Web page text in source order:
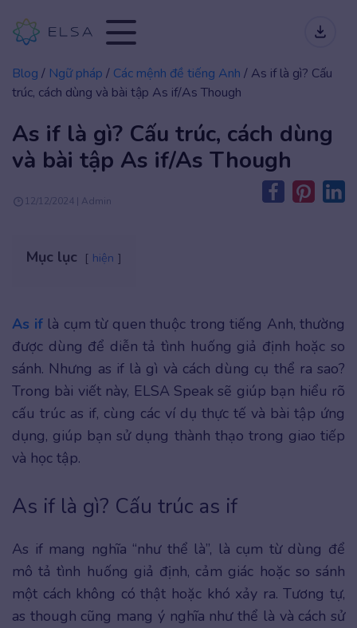
Blog / Ngữ pháp / Các mệnh đề tiếng Anh / As if là gì? Cấu
trúc, cách dùng và bài tập As if/As Though
As if là gì? Cấu trúc, cách dùng
và bài tập As if/As Though
12/12/2024 | Admin
Mục lục hiện
As iflà cụm từ quen thuộc trong tiếng Anh, thường
được dùng để diễn tả tình huống giả định hoặc so
sánh. Nhưng as if là gì và cách dùng cụ thể ra sao?
Trong bài viết này, ELSA Speak sẽ giúp bạn hiểu rõ
cấu trúc as if, cùng các ví dụ thực tế và bài tập ứng
dụng, giúp bạn sử dụng thành thạo trong giao tiếp
và học tập.
As if là gì? Cấu trúc as if
As if mang nghĩa “như thể là”, là cụm từ dùng để
mô tả tình huống giả định, cảm giác hoặc so sánh
một cách không có thật hoặc khó xảy ra. Tương tự,
as though cũng mang ý nghĩa như thể là và cách sử